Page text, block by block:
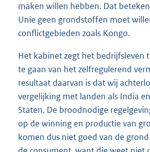
maken willen hebben. Dat
Unie geen grondstoffen moet
conflictgebieden zoals Kongo.
Het kabinet zegt het bedrijfsleven
te gaan van het zelfregulerend
resultaat daarvan is dat wij
vergelijking met landen als India
Staten. De broodnodige
op de winning en productie van
komen dus niet goed van de